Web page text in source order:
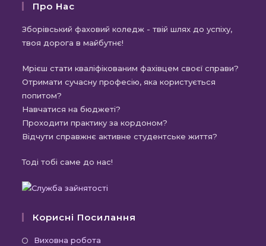
Про Нас
Зборівський фаховий коледж - твій шлях до успіху,
твоя дорога в майбутнє!
Мрієш стати кваліфікованим фахівцем своєї справи?
Отримати сучасну професію, яка користується
попитом?
Навчатися на бюджеті?
Проходити практику за кордоном?
Відчути справжнє активне студентське життя?
Тоді тобі саме до нас!
Корисні Посилання
Виховна робота